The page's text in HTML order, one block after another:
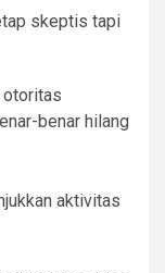
skeptis tapi
otoritas
benar hilang
aktivitas